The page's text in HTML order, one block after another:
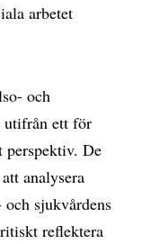
arbetet
och
utifrån ett för
perspektiv. De
analysera
sjukvårdens
reflektera